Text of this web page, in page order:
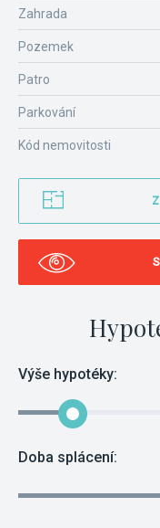
Zahrada
Pozemek
Patro
Parkování
Kód nemovitosti
Výše hypotéky:
Doba splácení: